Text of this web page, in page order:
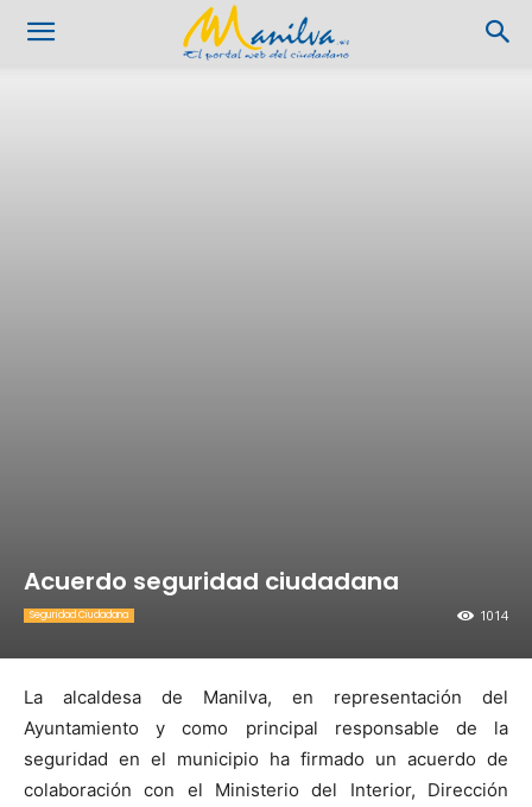
Acuerdo seguridad ciudadana
1014
Seguridad Ciudadana
La alcaldesa de Manilva, en representación del
Ayuntamiento y como principal responsable de la
seguridad en el municipio ha firmado un acuerdo de
colaboración con el Ministerio del Interior, Dirección